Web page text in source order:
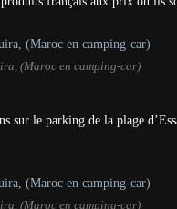
(Maroc en camping-car)
sur le parking de la plage
(Maroc en camping-car)